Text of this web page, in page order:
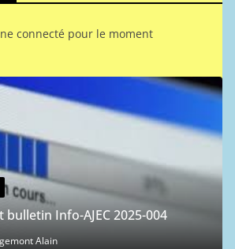
connecté pour le moment
004 Classement ICCF des